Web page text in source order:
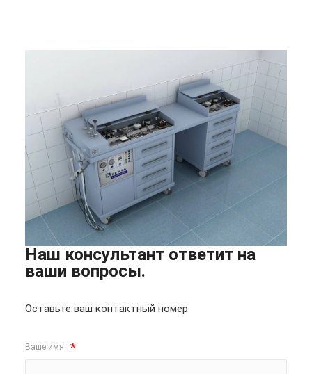
Наш консультант ответит на
ваши вопросы.
Оставьте ваш контактный номер
Ваше имя: *